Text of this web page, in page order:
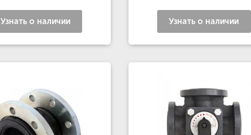
Узнать о наличии Узнать о наличии